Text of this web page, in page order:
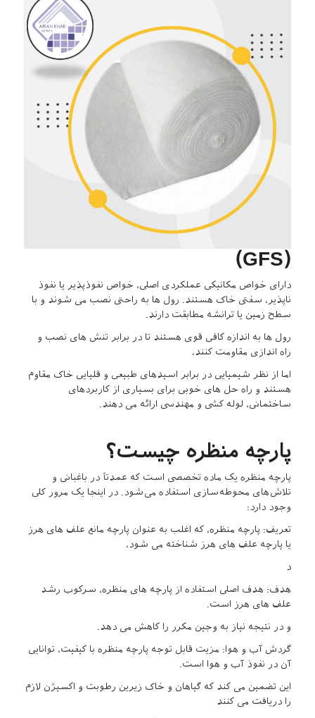
(GFS)
دارای خواص مکانیکی عملکردی اصلی، خواص نفوذپذیر یا نفوذ
ناپذیر، سفتی خاک هستند. رول ها به راحتی نصب می شوند و با
سطح زمین یا ترانشه مطابقت دارند.
رول ها به اندازه کافی قوی هستند تا در برابر تنش های نصب و
راه اندازی مقاومت کنند،
اما از نظر شیمیایی در برابر اسیدهای طبیعی و قلیایی خاک مقاوم
هستند و راه حل های خوبی برای بسیاری از کاربردهای
ساختمانی، لوله کشی و مهندسی ارائه می دهند.
پارچه منظره چیست؟
پارچه منظره یک ماده تخصصی است که عمدتاً در باغبانی و
تلاش‌های محوطه‌سازی استفاده می‌شود. در اینجا یک مرور کلی
وجود دارد:
تعریف: پارچه منظره، که اغلب به عنوان پارچه مانع علف های هرز
یا پارچه علف های هرز شناخته می شود،
د
هدف: هدف اصلی استفاده از پارچه های منظره، سرکوب رشد
علف های هرز است.
و در نتیجه نیاز به وجین مکرر را کاهش می دهد.
گردش آب و هوا: مزیت قابل توجه پارچه منظره با کیفیت، توانایی
آن در نفوذ آب و هوا است.
این تضمین می کند که گیاهان و خاک زیرین رطوبت و اکسیژن لازم
را دریافت می کنند